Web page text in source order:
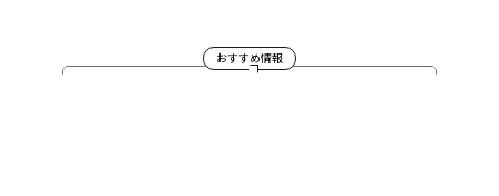
おすすめ情報